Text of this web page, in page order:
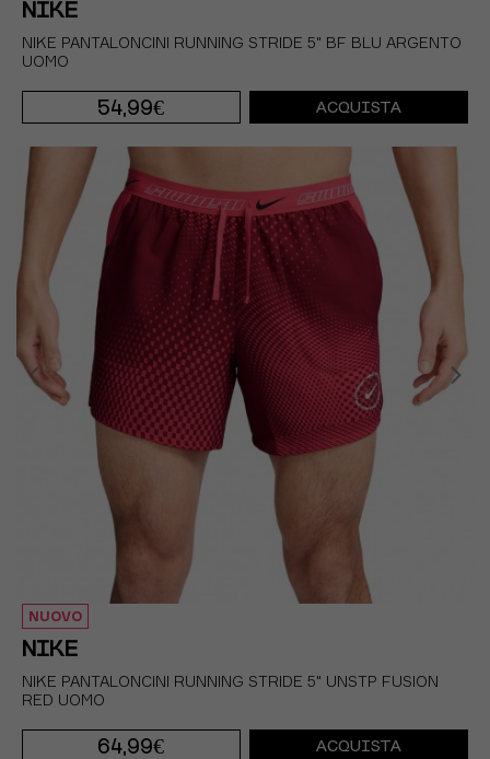
NIKE
NIKE PANTALONCINI RUNNING STRIDE 5" BF BLU ARGENTO
UOMO
54,99€
S M L XL
ACQUISTA
NUOVO
NIKE
NIKE PANTALONCINI RUNNING STRIDE 5" UNSTP FUSION
RED UOMO
64,99€ ACQUISTA